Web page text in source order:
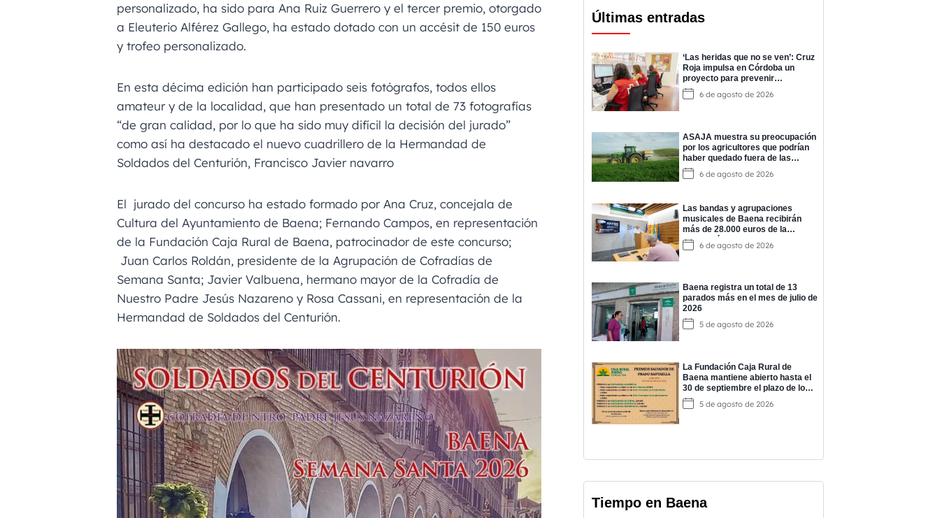
personalizado, ha sido para Ana Ruiz Guerrero y el tercer premio, otorgado
a Eleuterio Alférez Gallego, ha estado dotado con un accésit de 150 euros
y trofeo personalizado.
En esta décima edición han participado seis fotógrafos, todos ellos
amateur y de la localidad, que han presentado un total de 73 fotografías
“de gran calidad, por lo que ha sido muy difícil la decisión del jurado”
como así ha destacado el nuevo cuadrillero de la Hermandad de
Soldados del Centurión, Francisco Javier navarro
El jurado del concurso ha estado formado por Ana Cruz, concejala de
Cultura del Ayuntamiento de Baena; Fernando Campos, en representación
de la Fundación Caja Rural de Baena, patrocinador de este concurso;
Juan Carlos Roldán, presidente de la Agrupación de Cofradías de
Semana Santa; Javier Valbuena, hermano mayor de la Cofradía de
Nuestro Padre Jesús Nazareno y Rosa Cassani, en representación de la
Hermandad de Soldados del Centurión.
Últimas entradas
‘Las heridas que no se ven’: Cruz
Roja impulsa en Córdoba un
proyecto para prevenir
adicciones y cuidar la salud
mental6 de agosto de 2026
ASAJA muestra su preocupación
por los agricultores que podrían
haber quedado fuera de las
ayudas a los fertilizantes
6 de agosto de 2026
Las bandas y agrupaciones
musicales de Baena recibirán
más de 28.000 euros de la
Diputación para impulsar su
actividad6 de agosto de 2026
Baena registra un total de 13
parados más en el mes de julio de
2026
5 de agosto de 2026
La Fundación Caja Rural de
Baena mantiene abierto hasta el
30 de septiembre el plazo de los
‘Premios Salvador de Prado’
5 de agosto de 2026
Tiempo en Baena